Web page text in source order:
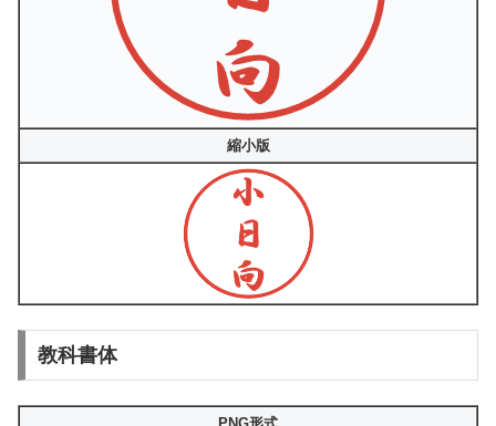
縮小版
教科書体